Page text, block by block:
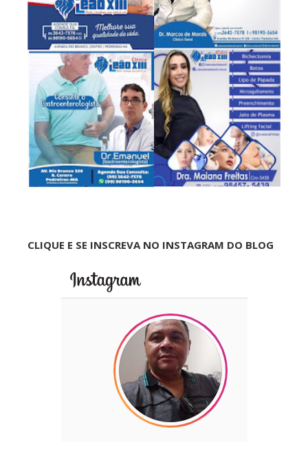
CLIQUE E SE INSCREVA NO INSTAGRAM DO BLOG